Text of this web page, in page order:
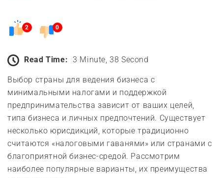
2 0
Read Time: 3 Minute, 38 Second
Выбор страны для ведения бизнеса с
минимальными налогами и поддержкой
предпринимательства зависит от ваших целей,
типа бизнеса и личных предпочтений. Существует
несколько юрисдикций, которые традиционно
считаются «налоговыми гаванями» или странами с
благоприятной бизнес-средой. Рассмотрим
наиболее популярные варианты, их преимущества